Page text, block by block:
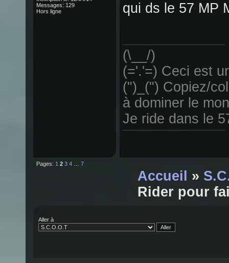
Messages: 129
Hors ligne
qui ds le 57 MP
(\__/)
(='.'=) Ceci est
(")_(") Copiez/
à dominer le
Je ride dans le
Pages: 1 2 3 4 7
Accueil »
Rider pour
Aller à